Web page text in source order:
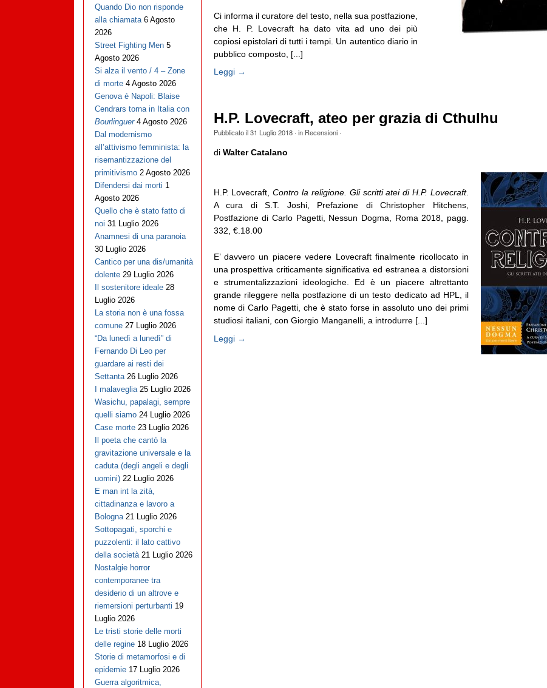
Ci informa il curatore del testo, nella sua postfazione,
che H. P. Lovecraft ha dato vita ad uno dei più
copiosi epistolari di tutti i tempi. Un autentico diario in
pubblico composto, [...]
Leggi →
H.P. Lovecraft, ateo per grazia di Cthulhu
Pubblicato il31 Luglio 2018· in Recensioni·
di Walter Catalano
H.P. Lovecraft,Contro la religione. Gli scritti atei di H.P. Lovecraft.
A cura di S.T. Joshi, Prefazione di Christopher Hitchens,
Postfazione di Carlo Pagetti, Nessun Dogma, Roma 2018, pagg.
332, €.18.00
E’ davvero un piacere vedere Lovecraft finalmente ricollocato in
una prospettiva criticamente significativa ed estranea a distorsioni
e strumentalizzazioni ideologiche. Ed è un piacere altrettanto
grande rileggere nella postfazione di un testo dedicato ad HPL, il
nome di Carlo Pagetti, che è stato forse in assoluto uno dei primi
studiosi italiani, con Giorgio Manganelli, a introdurre [...]
Leggi →
Quando Dio non risponde
alla chiamata 6 Agosto
2026
Street Fighting Men 5
Agosto 2026
Si alza il vento / 4 – Zone
di morte 4 Agosto 2026
Genova è Napoli: Blaise
Cendrars torna in Italia con
Bourlinguer 4 Agosto 2026
Dal modernismo
all’attivismo femminista: la
risemantizzazione del
primitivismo 2 Agosto 2026
Difendersi dai morti 1
Agosto 2026
Quello che è stato fatto di
noi 31 Luglio 2026
Anamnesi di una paranoia
30 Luglio 2026
Cantico per una dis/umanità
dolente 29 Luglio 2026
Il sostenitore ideale 28
Luglio 2026
La storia non è una fossa
comune 27 Luglio 2026
“Da lunedì a lunedì” di
Fernando Di Leo per
guardare ai resti dei
Settanta 26 Luglio 2026
I malaveglia 25 Luglio 2026
Wasichu, papalagi, sempre
quelli siamo 24 Luglio 2026
Case morte 23 Luglio 2026
Il poeta che cantò la
gravitazione universale e la
caduta (degli angeli e degli
uomini) 22 Luglio 2026
E man int la zità,
cittadinanza e lavoro a
Bologna 21 Luglio 2026
Sottopagati, sporchi e
puzzolenti: il lato cattivo
della società 21 Luglio 2026
Nostalgie horror
contemporanee tra
desiderio di un altrove e
riemersioni perturbanti 19
Luglio 2026
Le tristi storie delle morti
delle regine 18 Luglio 2026
Storie di metamorfosi e di
epidemie 17 Luglio 2026
Guerra algoritmica,